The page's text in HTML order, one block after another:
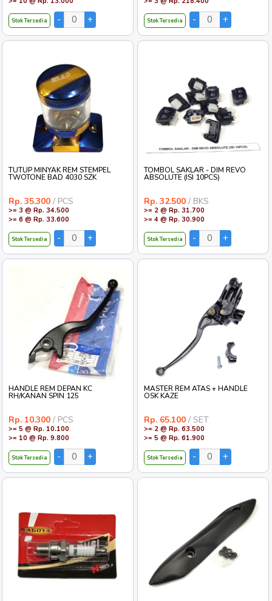
Stok Tersedia Stok Tersedia
TUTUP MINYAK REM STEMPEL
TWOTONE BAD 4030 SZK
Rp. 35.300 / PCS
>= 3 @ Rp. 34.500
>= 6 @ Rp. 33.600
Stok Tersedia
TOMBOL SAKLAR - DIM REVO
ABSOLUTE (ISI 10PCS)
Rp. 32.500 / BKS
>= 2 @ Rp. 31.700
>= 4 @ Rp. 30.900
Stok Tersedia
HANDLE REM DEPAN KC
RH/KANAN SPIN 125
Rp. 10.300 / PCS
>= 5 @ Rp. 10.100
>= 10 @ Rp. 9.800
Stok Tersedia
MASTER REM ATAS + HANDLE
OSK KAZE
Rp. 65.100 / SET
>= 2 @ Rp. 63.500
>= 5 @ Rp. 61.900
Stok Tersedia